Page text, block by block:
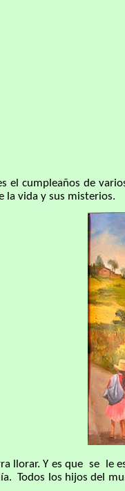
de varios
la vida y sus misterios.
llorar. Y es que se le
Todos los hijos del